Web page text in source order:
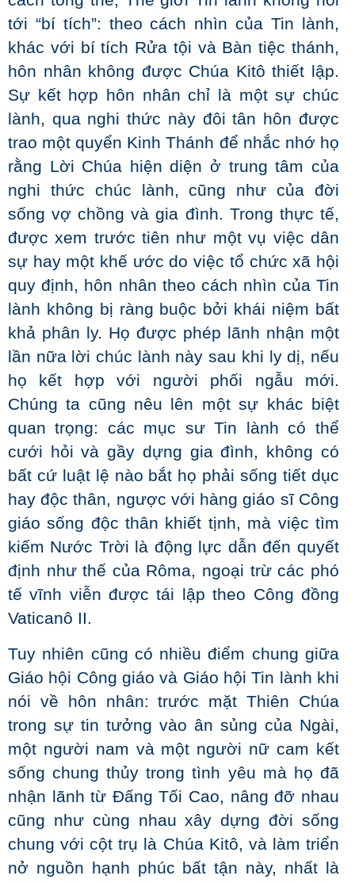
tới “bí tích”: theo cách nhìn của Tin lành,
khác với bí tích Rửa tội và Bàn tiệc thánh,
hôn nhân không được Chúa Kitô thiết lập.
Sự kết hợp hôn nhân chỉ là một sự chúc
lành, qua nghi thức này đôi tân hôn được
trao một quyển Kinh Thánh để nhắc nhớ họ
rằng Lời Chúa hiện diện ở trung tâm của
nghi thức chúc lành, cũng như của đời
sống vợ chồng và gia đình. Trong thực tế,
được xem trước tiên như một vụ việc dân
sự hay một khế ước do việc tổ chức xã hội
quy định, hôn nhân theo cách nhìn của Tin
lành không bị ràng buộc bởi khái niệm bất
khả phân ly. Họ được phép lãnh nhận một
lần nữa lời chúc lành này sau khi ly dị, nếu
họ kết hợp với người phối ngẫu mới.
Chúng ta cũng nêu lên một sự khác biệt
quan trọng: các mục sư Tin lành có thể
cưới hỏi và gầy dựng gia đình, không có
bất cứ luật lệ nào bắt họ phải sống tiết dục
hay độc thân, ngược với hàng giáo sĩ Công
giáo sống độc thân khiết tịnh, mà việc tìm
kiếm Nước Trời là động lực dẫn đến quyết
định như thế của Rôma, ngoại trừ các phó
tế vĩnh viễn được tái lập theo Công đồng
Vaticanô II.
Tuy nhiên cũng có nhiều điểm chung giữa
Giáo hội Công giáo và Giáo hội Tin lành khi
nói về hôn nhân: trước mặt Thiên Chúa
trong sự tin tưởng vào ân sủng của Ngài,
một người nam và một người nữ cam kết
sống chung thủy trong tình yêu mà họ đã
nhận lãnh từ Đấng Tối Cao, nâng đỡ nhau
cũng như cùng nhau xây dựng đời sống
chung với cột trụ là Chúa Kitô, và làm triển
nở nguồn hạnh phúc bất tận này, nhất là